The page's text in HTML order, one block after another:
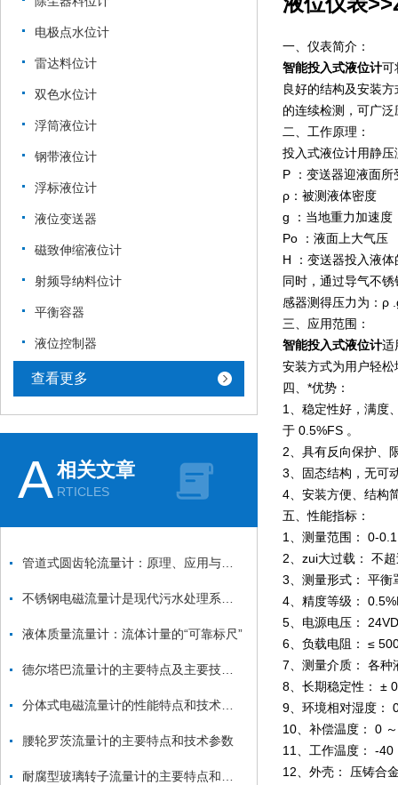
电极点水位计
雷达料位计
双色水位计
浮筒液位计
钢带液位计
浮标液位计
液位变送器
磁致伸缩液位计
射频导纳料位计
平衡容器
液位控制器
查看更多
A相关文章
RTICLES
液体质量流量计：流体计量的“可靠标尺”
腰轮罗茨流量计的主要特点和技术参数
一、仪表简介：
智能投入式液位计可
良好的结构及安装
的连续检测，可广
二、工作原理：
投入式液位计用静
P ：变送器迎液面所
ρ：被测液体密度
g ：当地重力加速度
Po ：液面上大气压
H ：变送器投入液体
同时，通过导气不
感器测得压力为：ρ
三、应用范围：
智能投入式液位计适
安装方式为用户轻
四、*优势：
1、稳定性好，满度
于 0.5%FS 。
2、具有反向保护、
3、固态结构，无可
4、安装方便、结构
五、性能指标：
1、测量范围： 0-
2、zui大过载： 不
3、测量形式： 平衡
4、精度等级：
5、电源电压：
6、负载电阻： ≤
7、测量介质： 各种
8、长期稳定性： ±
9、环境相对湿度：
10、补偿温度： 0
11、工作温度： -
12、外壳： 压铸合